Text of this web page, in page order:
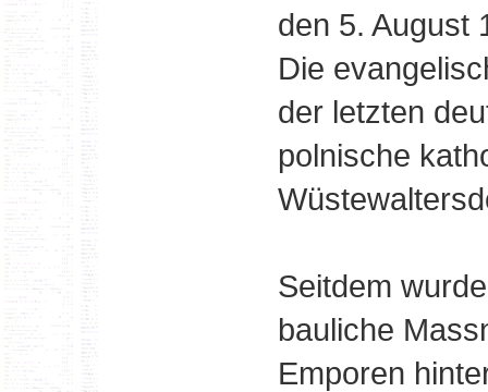
den 5. August
Die
der letzten
polnische
Seitdem
bauliche
Emporen